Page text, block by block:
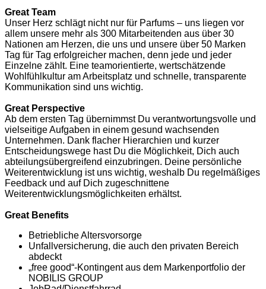
Great Team
Unser Herz schlägt nicht nur für Parfums – uns liegen vor
allem unsere mehr als 300 Mitarbeitenden aus über 30
Nationen am Herzen, die uns und unsere über 50 Marken
Tag für Tag erfolgreicher machen, denn jede und jeder
Einzelne zählt. Eine teamorientierte, wertschätzende
Wohlfühlkultur am Arbeitsplatz und schnelle, transparente
Kommunikation sind uns wichtig.
Great Perspective
Ab dem ersten Tag übernimmst Du verantwortungsvolle und
vielseitige Aufgaben in einem gesund wachsenden
Unternehmen. Dank flacher Hierarchien und kurzer
Entscheidungswege hast Du die Möglichkeit, Dich auch
abteilungsübergreifend einzubringen. Deine persönliche
Weiterentwicklung ist uns wichtig, weshalb Du regelmäßiges
Feedback und auf Dich zugeschnittene
Weiterentwicklungsmöglichkeiten erhältst.
Great Benefits
Betriebliche Altersvorsorge
Unfallversicherung, die auch den privaten Bereich
abdeckt
„free good“-Kontingent aus dem Markenportfolio der
NOBILIS GROUP